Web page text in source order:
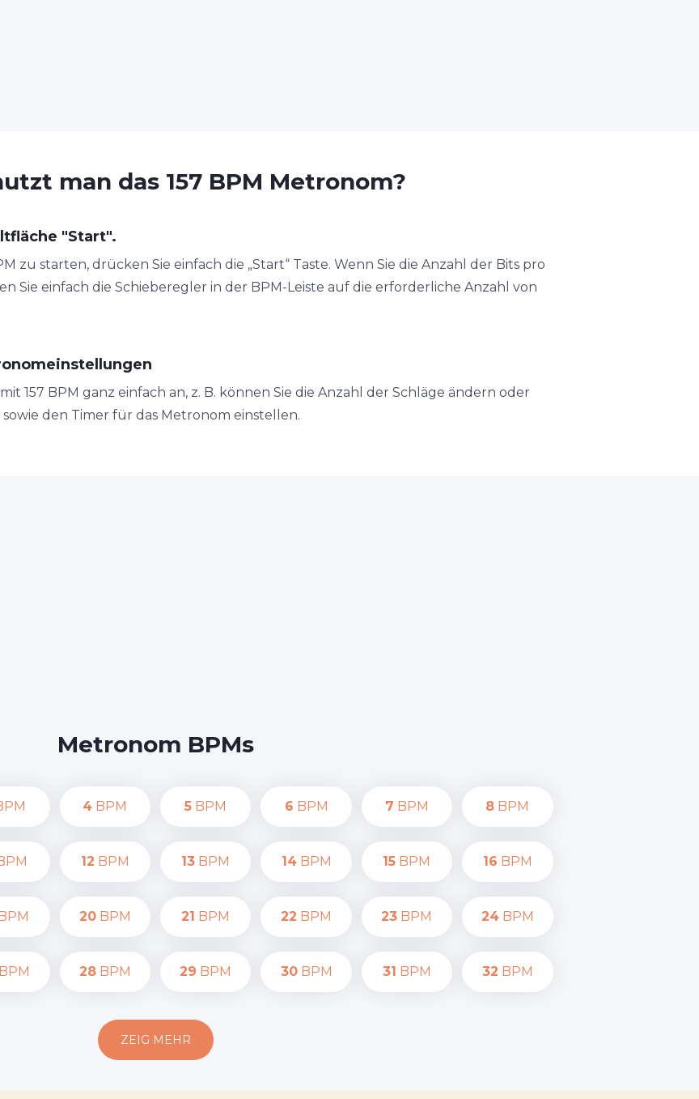
man das 157 BPM Metronom?
"Start".
zu starten, drücken Sie einfach die „Start“ Taste. Wenn Sie die Anzahl der Bits pro
Sie einfach die Schieberegler in der BPM-Leiste auf die erforderliche Anzahl von
157 BPM ganz einfach an, z. B. können Sie die Anzahl der Schläge ändern oder
den Timer für das Metronom einstellen.
Metronom BPMs
4 BPM 5 BPM 6 BPM 7 BPM 8 BPM
12 BPM 13 BPM 14BPM 15 BPM 16 BPM
20BPM 21 BPM 22 BPM 23 BPM 24BPM
BPM 28BPM 29 BPM 30BPM 31 BPM 32 BPM
ZEIG MEHR